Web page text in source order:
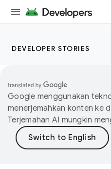
DEVELOPER STORIES
Google menggunakan
menerjemahkan konten ke
Terjemahan AI mungkin